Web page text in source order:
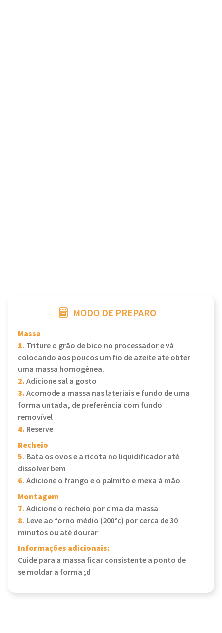
MODO DE PREPARO
Massa
1. Triture o grão de bico no processador e vá
colocando aos poucos um fio de azeite até obter
uma massa homogênea.
2.Adicione sal a gosto
3.Acomode a massa nas lateriais e fundo de uma
forma untada, de preferência com fundo
removível
4. Reserve
Recheio
5. Bata os ovos e a ricota no liquidificador até
dissolver bem
6.Adicione o frango e o palmito e mexa à mão
Montagem
7.Adicione o recheio por cima da massa
8. Leve ao forno médio (200°c) por cerca de 30
minutos ou até dourar
Informações adicionais:
Cuide para a massa ficar consistente a ponto de
se moldar à forma ;d